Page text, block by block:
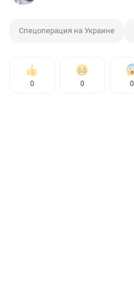
Спецоперация на Украине
0 0 0